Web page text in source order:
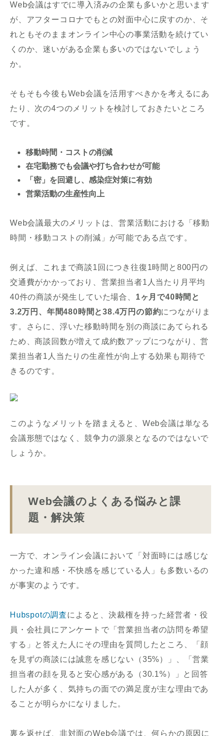
Web会議はすでに導入済みの企業も多いかと思います
が、アフターコロナでもとの対面中心に戻すのか、そ
れともそのままオンライン中心の事業活動を続けてい
くのか、迷いがある企業も多いのではないでしょう
か。
そもそも今後もWeb会議を活用すべきかを考えるにあ
たり、次の4つのメリットを検討しておきたいところ
です。
移動時間・コストの削減
在宅勤務でも会議や打ち合わせが可能
「密」を回避し、感染症対策に有効
営業活動の生産性向上
Web会議最大のメリットは、営業活動における「移動
時間・移動コストの削減」が可能である点です。
例えば、これまで商談1回につき往復1時間と800円の
交通費がかかっており、営業担当者1人当たり月平均
40件の商談が発生していた場合、 1ヶ月で40時間と
3.2万円、年間480時間と38.4万円の節約につながりま
す。さらに、浮いた移動時間を別の商談にあてられる
ため、商談回数が増えて成約数アップにつながり、営
業担当者1人当たりの生産性が向上する効果も期待で
きるのです。
このようなメリットを踏まえると、Web会議は単なる
会議形態ではなく、競争力の源泉となるのではないで
しょうか。
Web会議のよくある悩みと課
題・解決策
一方で、オンライン会議において「対面時には感じな
かった違和感・不快感を感じている人」も多数いるの
が事実のようです。
Hubspotの調査によると、決裁権を持った経営者・役
員・会社員にアンケートで「営業担当者の訪問を希望
する」と答えた人にその理由を質問したところ、「顔
を見ずの商談には誠意を感じない（35%）」、「営業
担当者の顔を見ると安心感がある（30.1%）」と回答
した人が多く、気持ちの面での満足度が主な理由であ
ることが明らかになりました。
裏を返せば、非対面のWeb会議では、何らかの原因に